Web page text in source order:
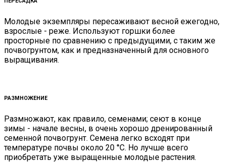
Молодые экземпляры пересаживают весной ежегодно,
взрослые - реже. Используют горшки более
просторные по сравнению с предыдущими, с таким же
почвогрунтом, как и предназначенный для основного
выращивания.
РАЗМНОЖЕНИЕ
Размножают, как правило, семенами; сеют в конце
зимы - начале весны, в очень хорошо дренированный
семенной почвогрунт. Семена легко всходят при
температуре почвы около 20 °С. Но лучше всего
приобретать уже выращенные молодые растения.